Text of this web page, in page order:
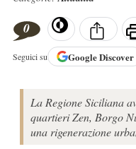
0
Seguici su GoogleDiscover
La Regione Siciliana
quartieri Zen, Borgo
una rigenerazione